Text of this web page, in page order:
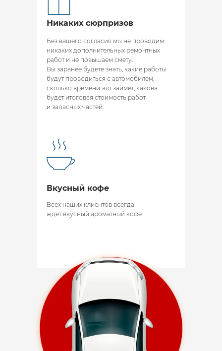
Никаких сюрпризов
Без вашего согласия мы не проводим
никаких дополнительных ремонтных
работ и не повышаем смету.
Вы заранее будете знать, какие работы
будут проводиться с автомобилем,
сколько времени это займет, какова
будет итоговая стоимость работ
и запасных частей.
Вкусный кофе
Всех наших клиентов всегда
ждет вкусный ароматный кофе